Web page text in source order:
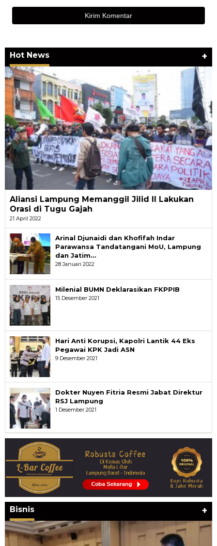
Hot News +
Aliansi Lampung Memanggil Jilid II Lakukan
Orasi di Tugu Gajah
21 April 2022
Arinal Djunaidi dan Khofifah Indar
Parawansa Tandatangani MoU, Lampung
dan Jatim…
28 Januari 2022
Milenial BUMN Deklarasikan FKPPIB
15 Desember 2021
Hari Anti Korupsi, Kapolri Lantik 44 Eks
Pegawai KPK Jadi ASN
9 Desember 2021
Dokter Nuyen Fitria Resmi Jabat Direktur
RSJ Lampung
1 Desember 2021
Bisnis +